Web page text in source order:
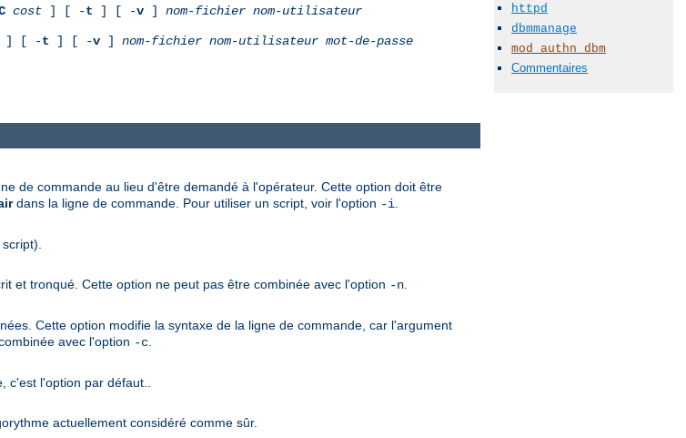
httpd
dbmmanage
mod_authn_dbm
Commentaires
cost ] [ -t ] [ -v ] nom-fichier nom-utilisateur
] [ -t ] [ -v ] nom-fichier nom-utilisateur mot-de-passe
de commande au lieu d'être demandé à l'opérateur. Cette option doit être
dans la ligne de commande. Pour utiliser un script, voir l'option -i
et tronqué. Cette option ne peut pas être combinée avec l'option -n
Cette option modifie la syntaxe de la ligne de commande, car l'argument
avec l'option -c
c'est l'option par défaut..
actuellement considéré comme sûr.